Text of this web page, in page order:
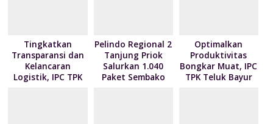
Tingkatkan
Transparansi dan
Kelancaran
Logistik, IPC TPK
Pelindo Regional 2
Tanjung Priok
Salurkan 1.040
Paket Sembako
Optimalkan
Produktivitas
Bongkar Muat, IPC
TPK Teluk Bayur